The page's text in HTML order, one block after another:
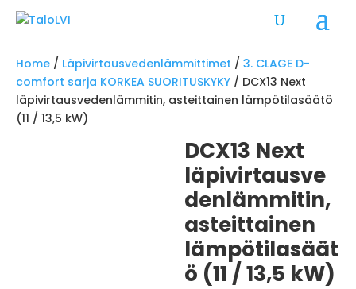
Home / Läpivirtausvedenlämmittimet / 3. CLAGE D-
comfort sarja KORKEA SUORITUSKYKY / DCX13 Next
läpivirtausvedenlämmitin, asteittainen lämpötilasäätö
(11 / 13,5 kW)
DCX13 Next
läpivirtausve
denlämmitin,
asteittainen
lämpötilasäät
ö (11 / 13,5 kW)